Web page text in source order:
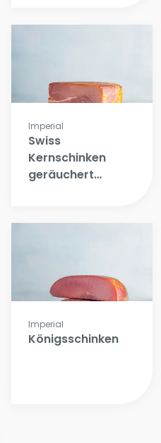
Imperial
Swiss
Kernschinken
geräuchert
Imperial
Königsschinken